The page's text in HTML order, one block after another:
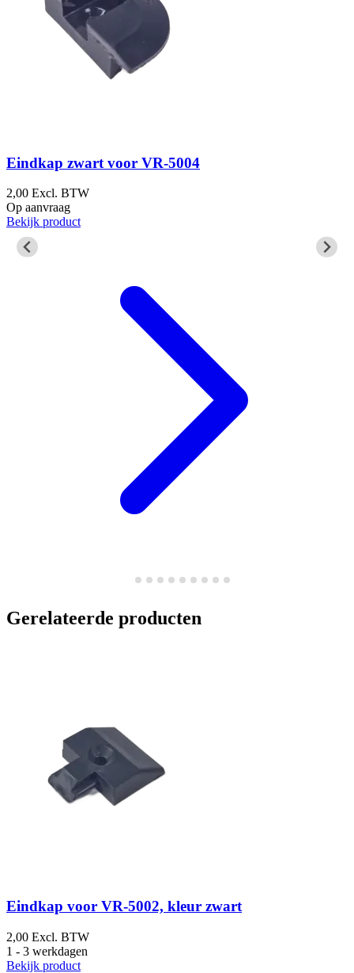
Eindkap zwart voor VR-5004
2,00 Excl. BTW
Op aanvraag
Bekijk product
Gerelateerde producten
Eindkap voor VR-5002, kleur zwart
2,00 Excl. BTW
1 - 3 werkdagen
Bekijk product